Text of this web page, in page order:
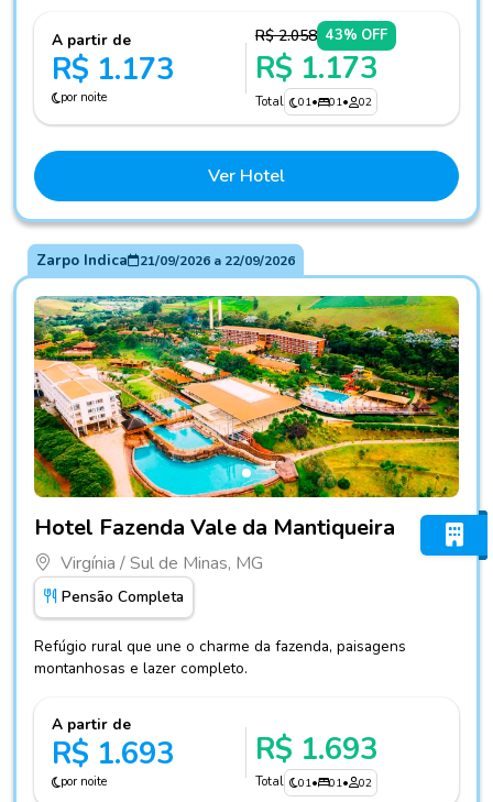
A partir de
R$ 1.173
por noite
R$ 2.058 43% OFF
R$ 1.173
Total 01• 01• 02
Ver Hotel
Zarpo Indica 21/09/2026a 22/09/2026
Hotel Fazenda Vale da Mantiqueira
Virgínia / Sul de Minas, MG
Pensão Completa
Refúgio rural que une o charme da fazenda, paisagens
montanhosas e lazer completo.
A partir de
R$ 1.693
por noite
R$ 1.693
Total 01• 01• 02